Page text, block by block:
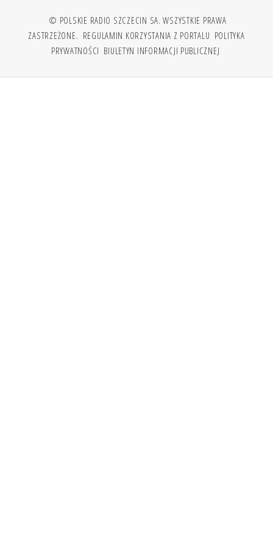
© POLSKIE RADIO SZCZECIN SA. WSZYSTKIE PRAWA
ZASTRZEŻONE. REGULAMIN KORZYSTANIA Z PORTALU POLITYKA
PRYWATNOŚCI BIULETYN INFORMACJI PUBLICZNEJ